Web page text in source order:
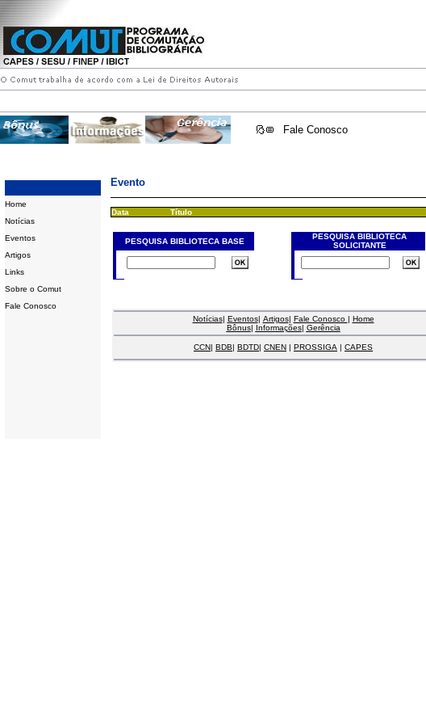
Fale Conosco
Home
Notícias
Eventos
Artigos
Links
Sobre o Comut
Fale Conosco
Evento
Data Título
PESQUISA BIBLIOTECA BASE
PESQUISA BIBLIOTECA
SOLICITANTE
Notícias| Eventos| Artigos| Fale Conosco | Home
Bônus| Informações| Gerência
CCN| BDB| BDTD| CNEN | PROSSIGA | CAPES